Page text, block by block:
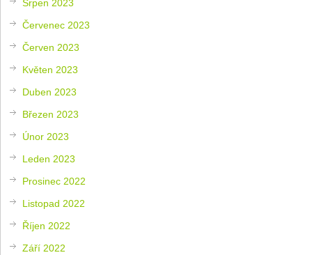
Srpen 2023
Červenec 2023
Červen 2023
Květen 2023
Duben 2023
Březen 2023
Únor 2023
Leden 2023
Prosinec 2022
Listopad 2022
Říjen 2022
Září 2022